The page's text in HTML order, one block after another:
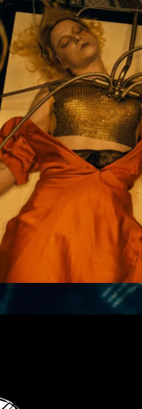
“Наречена” з
презентувала
(The Bride).
Автор:
Єгор Бунін